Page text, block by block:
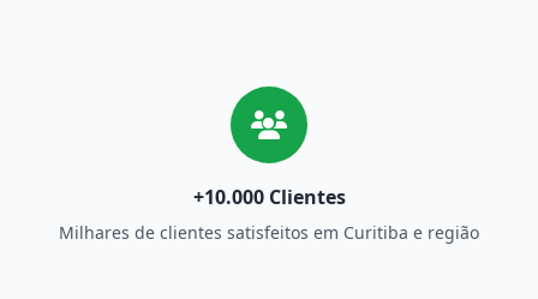
+10.000 Clientes
Milhares de clientes satisfeitos em Curitiba e região